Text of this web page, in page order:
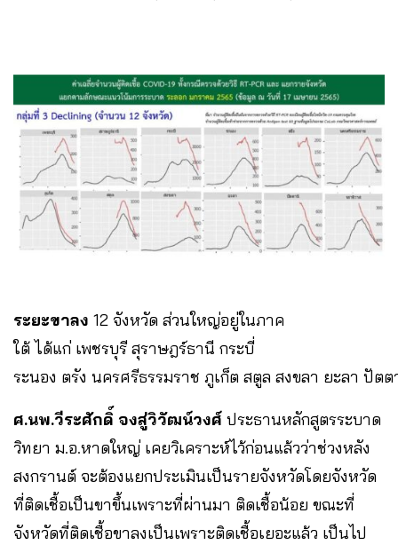
ระยะขาลง 12 จังหวัด ส่วนใหญ่อยู่ในภาค
ใต้ ได้แก่ เพชรบุรี สุราษฎร์ธานี กระบี่
ระนอง ตรัง นครศรีธรรมราช ภูเก็ต สตูล สงขลา ยะลา ปัต
ศ.นพ.วีระศักดิ์ จงสู่วิวัฒน์วงศ์ ประธานหลักสูตรระบาด
วิทยา ม.อ.หาดใหญ่ เคยวิเคราะห์ไว้ก่อนแล้วว่าช่วงหลัง
สงกรานต์ จะต้องแยกประเมินเป็นรายจังหวัดโดยจังหวัด
ที่ติดเชื้อเป็นขาขึ้นเพราะที่ผ่านมา ติดเชื้อน้อย ขณะที่
จังหวัดที่ติดเชื้อขาลงเป็นเพราะติดเชื้อเยอะแล้ว เป็นไป